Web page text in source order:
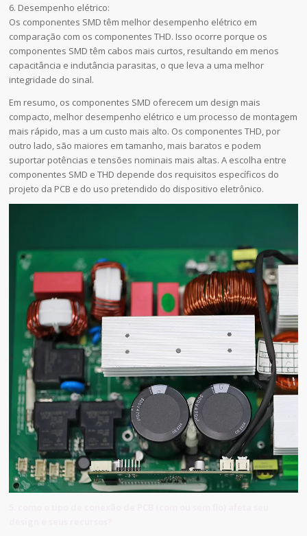
6. Desempenho elétrico:
Os componentes SMD têm melhor desempenho elétrico em
comparação com os componentes THD. Isso ocorre porque os
componentes SMD têm cabos mais curtos, resultando em menos
capacitância e indutância parasitas, o que leva a uma melhor
integridade do sinal.
Em resumo, os componentes SMD oferecem um design mais
compacto, melhor desempenho elétrico e um processo de montagem
mais rápido, mas a um custo mais alto. Os componentes THD, por
outro lado, são maiores em tamanho, mais baratos e podem
suportar potências e tensões nominais mais altas. A escolha entre
componentes SMD e THD depende dos requisitos específicos do
projeto da PCB e do uso pretendido do dispositivo eletrônico.